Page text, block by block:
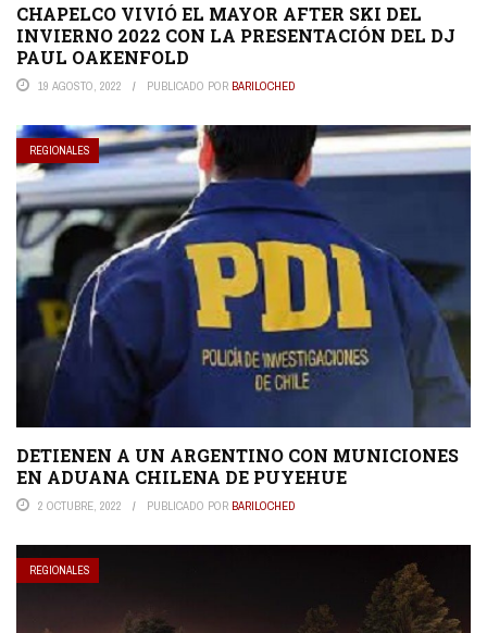
CHAPELCO VIVIÓ EL MAYOR AFTER SKI DEL
INVIERNO 2022 CON LA PRESENTACIÓN DEL DJ
PAUL OAKENFOLD
19 AGOSTO, 2022 PUBLICADO POR BARILOCHED
REGIONALES
DETIENEN A UN ARGENTINO CON MUNICIONES
EN ADUANA CHILENA DE PUYEHUE
2 OCTUBRE, 2022 PUBLICADO POR BARILOCHED
REGIONALES